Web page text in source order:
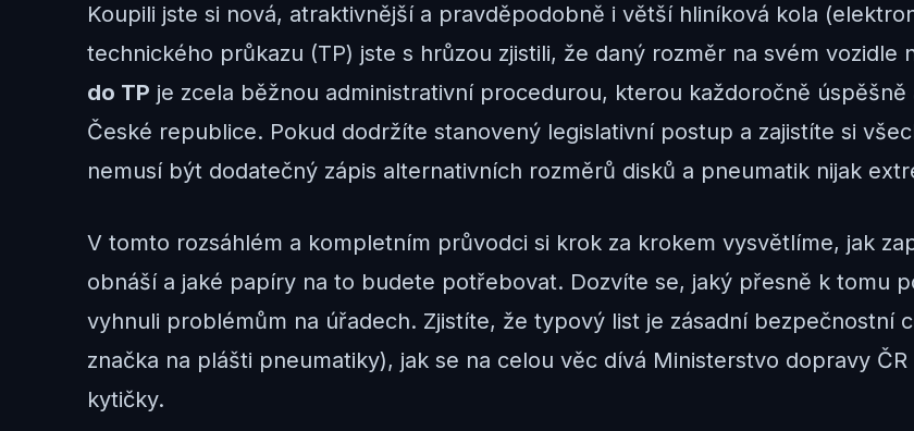
Koupili jste si nová, atraktivnější a pravděpodobně i větší hliníková kola
technického průkazu (TP) jste s hrůzou zjistili, že daný rozměr na svém vozidle
do TP je zcela běžnou administrativní procedurou, kterou každoročně
České republice. Pokud dodržíte stanovený legislativní postup a zajistíte si
nemusí být dodatečný zápis alternativních rozměrů disků a pneumatik nijak
V tomto rozsáhlém a kompletním průvodci si krok za krokem vysvětlíme, jak
obnáší a jaké papíry na to budete potřebovat. Dozvíte se, jaký přesně k tomu
vyhnuli problémům na úřadech. Zjistíte, že typový list je zásadní bezpečnostní
značka na plášti pneumatiky), jak se na celou věc dívá Ministerstvo dopravy
kytičky.